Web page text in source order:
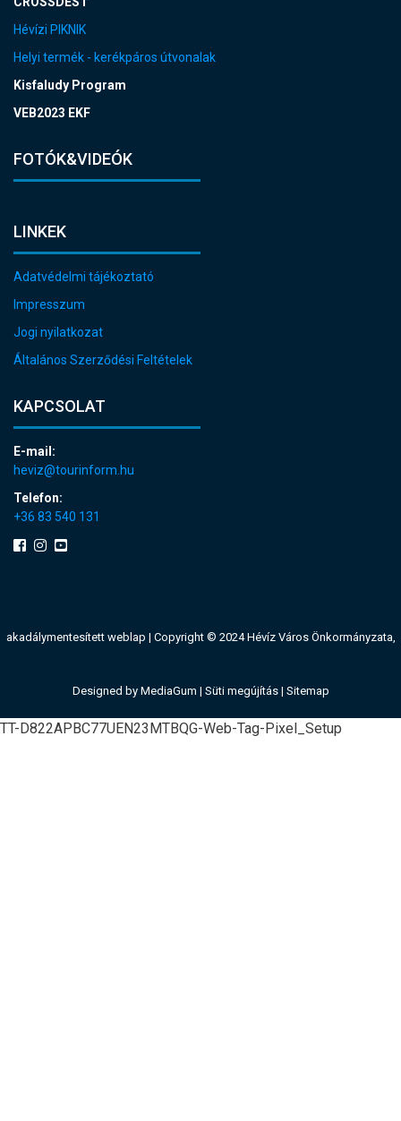
Hévízi PIKNIK
Helyi termék - kerékpáros útvonalak
Kisfaludy Program
VEB2023 EKF
FOTÓK&VIDEÓK
LINKEK
Adatvédelmi tájékoztató
Impresszum
Jogi nyilatkozat
Általános Szerződési Feltételek
KAPCSOLAT
E-mail:
heviz@tourinform.hu
Telefon:
+36 83 540 131
akadálymentesített weblap | Copyright © 2024 Hévíz Város Önkormányzata,
Designed by MediaGum | Süti megújítás | Sitemap
TT-D822APBC77UEN23MTBQG-Web-Tag-Pixel_Setup